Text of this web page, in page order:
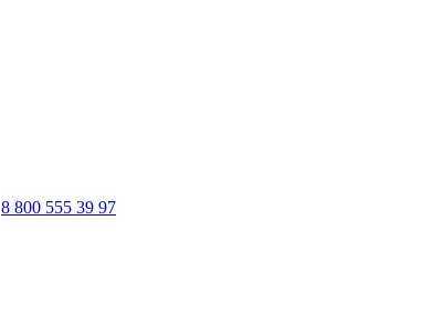
8 800 555 39 97